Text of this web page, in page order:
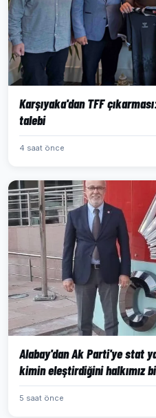
Karşıyaka'dan TFF
talebi
4 saat önce
Alabay'dan Ak Parti'ye stat
kimin eleştirdiğini halkımız
5 saat önce